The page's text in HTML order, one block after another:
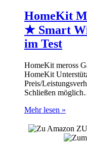
HomeKit
★ Smart
im Test
HomeKit meross
HomeKit
Preis/
Schließen
Mehr lesen »